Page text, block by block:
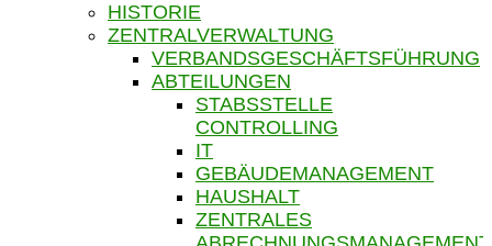
HISTORIE
ZENTRALVERWALTUNG
VERBANDSGESCHÄFTSFÜHRUNG
ABTEILUNGEN
STABSSTELLE
CONTROLLING
IT
GEBÄUDEMANAGEMENT
HAUSHALT
ZENTRALES